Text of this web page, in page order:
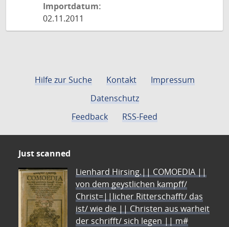
Importdatum:
02.11.2011
Hilfe zur Suche Kontakt
Impressum
Datenschutz
Feedback
RSS-Feed
Just scanned
Lienhard Hirsing.|| COMOEDIA ||
von dem geystlichen kampff/
Christ=||licher Ritterschafft/ das
ist/ wie die || Christen aus warheit
der schrifft/ sich legen || m#